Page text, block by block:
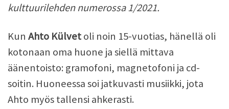
kulttuurilehden numerossa 1/2021.
Kun Ahto Külvetoli noin 15-vuotias, hänellä oli
kotonaan oma huone ja siellä mittava
äänentoisto: gramofoni, magnetofoni ja cd-
soitin. Huoneessa soi jatkuvasti musiikki, jota
Ahto myös tallensi ahkerasti.